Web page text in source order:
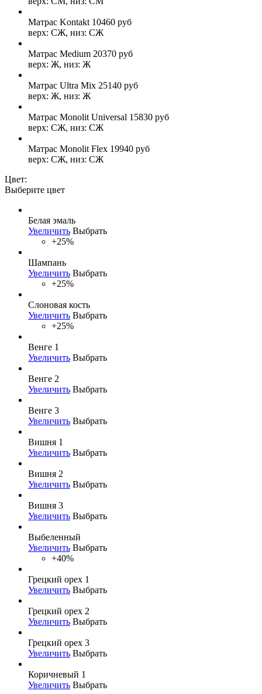
Матрас Kontakt 10460 руб
верх: СЖ, низ: СЖ
Матрас Medium 20370 руб
верх: Ж, низ: Ж
Матрас Ultra Mix 25140 руб
верх: Ж, низ: Ж
Матрас Monolit Universal 15830 руб
верх: СЖ, низ: СЖ
Матрас Monolit Flex 19940 руб
верх: СЖ, низ: СЖ
Цвет:
Выберите цвет
Белая эмаль
Увеличить Выбрать
+25%
Шампань
Увеличить Выбрать
+25%
Слоновая кость
Увеличить Выбрать
+25%
Венге 1
Увеличить Выбрать
Венге 2
Увеличить Выбрать
Венге 3
Увеличить Выбрать
Вишня 1
Увеличить Выбрать
Вишня 2
Увеличить Выбрать
Вишня 3
Увеличить Выбрать
Выбеленный
Увеличить Выбрать
+40%
Грецкий орех 1
Увеличить Выбрать
Грецкий орех 2
Увеличить Выбрать
Грецкий орех 3
Увеличить Выбрать
Коричневый 1
Увеличить Выбрать